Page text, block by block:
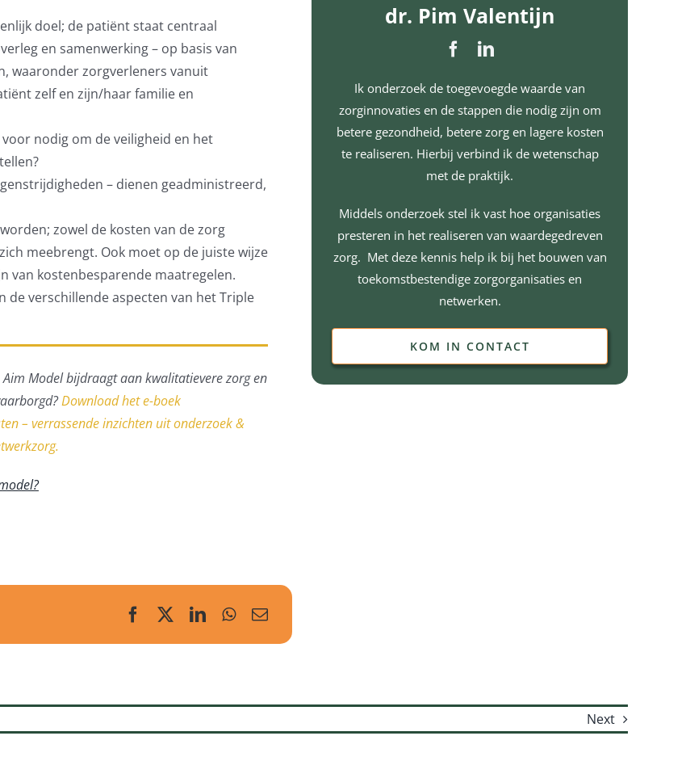
doel; de patiënt staat centraal
en samenwerking – op basis van
waaronder zorgverleners vanuit
zelf en zijn/haar familie en
nodig om de veiligheid en het
– dienen geadministreerd,
zowel de kosten van de zorg
meebrengt. Ook moet op de juiste wijze
van kostenbesparende maatregelen.
de verschillende aspecten van het Triple
Model bijdraagt aan kwalitatievere zorg en
Download het e-boek
– verrassende inzichten uit onderzoek &
dr. Pim Valentijn
Ik onderzoek de toegevoegde waarde van
zorginnovaties en de stappen die nodig zijn om
betere gezondheid, betere zorg en lagere kosten
te realiseren. Hierbij verbind ik de wetenschap
met de praktijk.
Middels onderzoek stel ik vast hoe organisaties
presteren in het realiseren van waardegedreven
zorg. Met deze kennis help ik bij het bouwen van
toekomstbestendige zorgorganisaties en
netwerken.
KOM IN CONTACT
Next